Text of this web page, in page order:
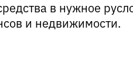
в нужное
и недвижимости.